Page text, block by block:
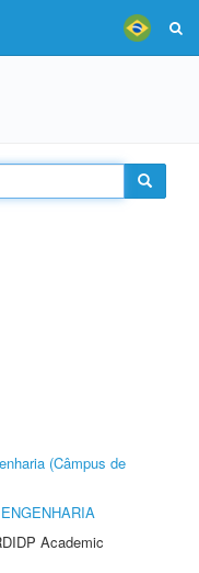
(Câmpus de
Academic